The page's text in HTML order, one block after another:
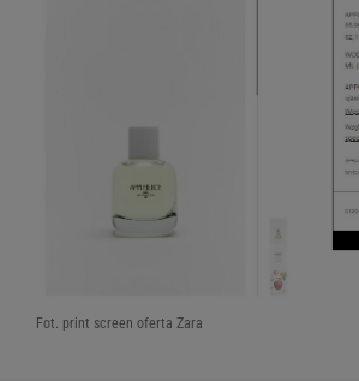
Fot. print screen oferta Zara